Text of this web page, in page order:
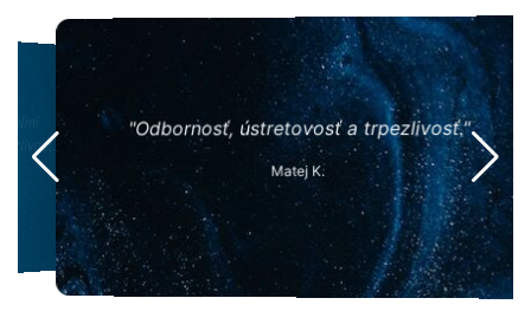
"Odbornosť, ústretovosť a trpezlivosť."
Matej K.